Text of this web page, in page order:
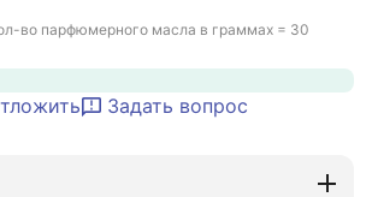
во парфюмерного масла в граммах = 30
Задать вопрос